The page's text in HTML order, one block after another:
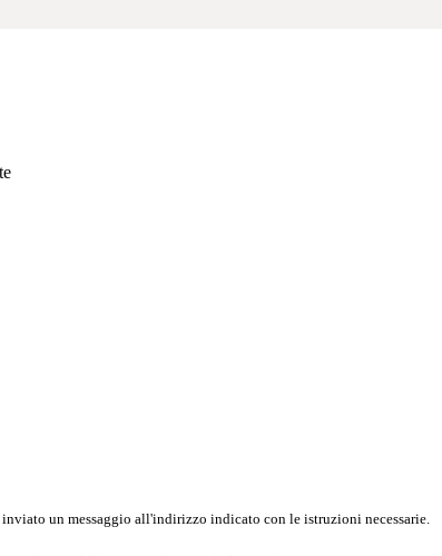
inviato un messaggio all'indirizzo indicato con le istruzioni necessarie.